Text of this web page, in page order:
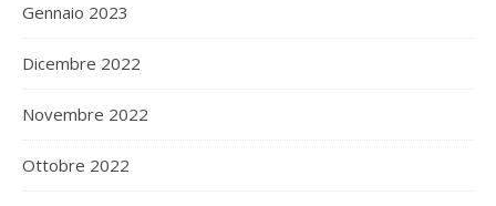
Gennaio 2023
Dicembre 2022
Novembre 2022
Ottobre 2022